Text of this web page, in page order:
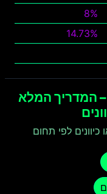
8%
14.73%
– המדריך המלא
לפי תחום